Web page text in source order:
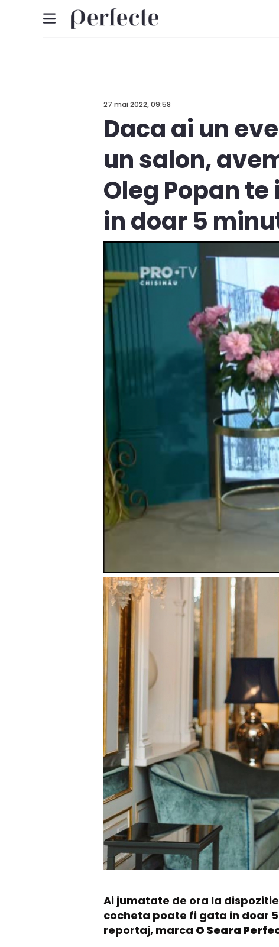
27 mai 2022, 09:58
Daca ai un
un salon,
Oleg Popan
in doar 5
Ai jumatate de ora la
cocheta poate fi gata in doar
reportaj, marca O Seara